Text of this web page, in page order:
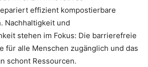
effizient kompostierbare
Nachhaltigkeit und
stehen im Fokus: Die barrierefreie
für alle Menschen zugänglich und das
schont Ressourcen.